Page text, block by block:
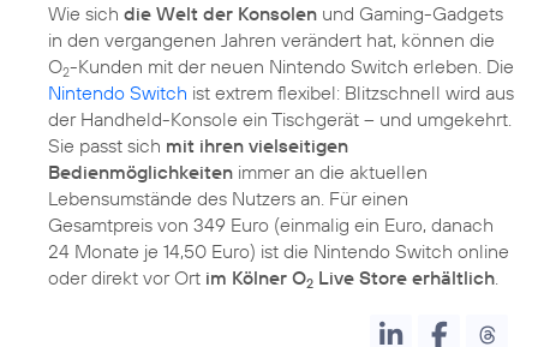
Wie sich die Welt der Konsolen und Gaming-Gadgets
in den vergangenen Jahren verändert hat, können die
O2-Kunden mit der neuen Nintendo Switch erleben. Die
Nintendo Switch ist extrem flexibel: Blitzschnell wird aus
der Handheld-Konsole ein Tischgerät – und umgekehrt.
Sie passt sich mit ihren vielseitigen
Bedienmöglichkeiten immer an die aktuellen
Lebensumstände des Nutzers an. Für einen
Gesamtpreis von 349 Euro (einmalig ein Euro, danach
24 Monate je 14,50 Euro) ist die Nintendo Switch online
oder direkt vor Ort im Kölner O2 Live Store erhältlich.